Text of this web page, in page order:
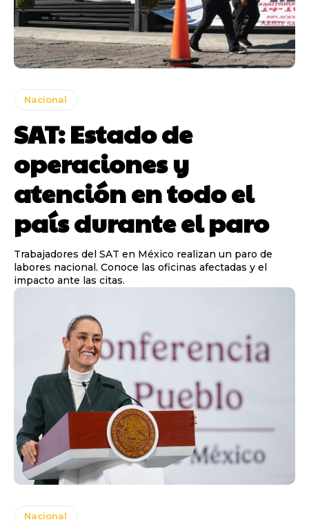
Nacional
SAT: Estado de
operaciones y
atención en todo el
país durante el paro
Trabajadores del SAT en México realizan un paro de
labores nacional. Conoce las oficinas afectadas y el
impacto ante las citas.
Nacional